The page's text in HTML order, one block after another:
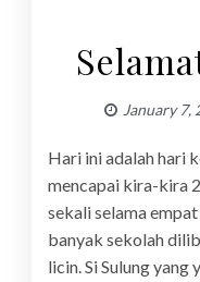
January 7,
Hari ini adalah hari
mencapai kira-kira
sekali selama
banyak sekolah
licin. Si Sulung